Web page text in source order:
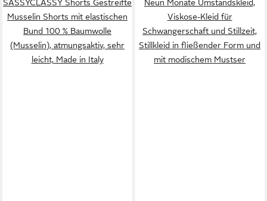
SASSYCLASSY Shorts Gestreifte
Musselin Shorts mit elastischen
Bund 100 % Baumwolle
(Musselin), atmungsaktiv, sehr
leicht, Made in Italy
Neun Monate Umstandskleid,
Viskose-Kleid für
Schwangerschaft und Stillzeit,
Stillkleid in fließender Form und
mit modischem Mustser